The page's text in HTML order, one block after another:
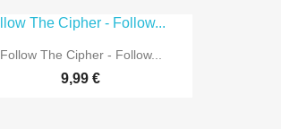
Follow The Cipher - Follow...
9,99 €